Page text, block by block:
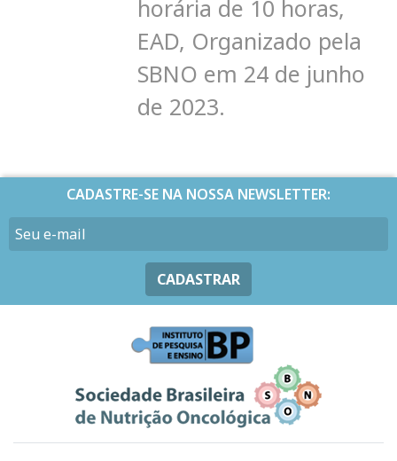
horária de 10 horas,
EAD, Organizado pela
SBNO em 24 de junho
de 2023.
CADASTRE-SE NA NOSSA NEWSLETTER:
CADASTRAR